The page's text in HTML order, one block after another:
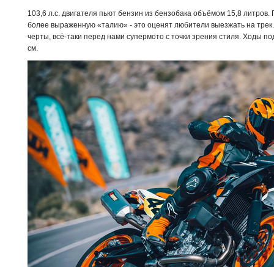
103,6 л.с. двигателя пьют бензин из бензобака объёмом 15,8
более выраженную «талию» - это оценят любители выезжать на
черты, всё-таки перед нами супермото с точки зрения стиля. Ходы
см.